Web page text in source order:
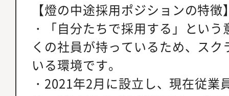
【燈の中途採用ポジションの特徴
・「自分たちで採用する」とい
くの社員が持っているため、ス
いる環境です。
・2021年2月に設立し、現在従業